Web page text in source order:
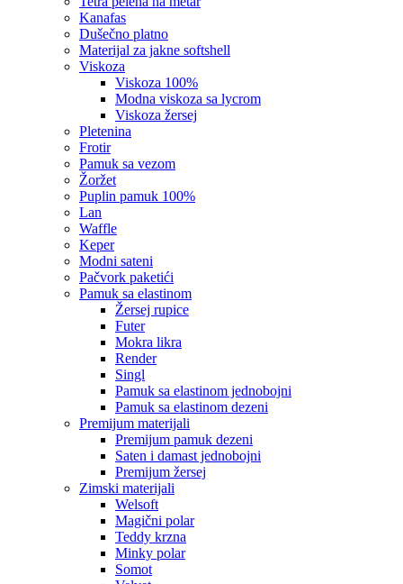
kanafas
dušečno platno
materijal za jakne softshell
viskoza
viskoza 100%
modna viskoza sa lycrom
viskoza žersej
pletenina
frotir
pamuk sa vezom
žoržet
puplin pamuk 100%
lan
waffle
keper
modni sateni
pačvork paketići
pamuk sa elastinom
žersej rupice
futer
mokra likra
render
singl
pamuk sa elastinom jednobojni
pamuk sa elastinom dezeni
premijum materijali
premijum pamuk dezeni
saten i damast jednobojni
premijum žersej
zimski materijali
welsoft
magični polar
teddy krzna
minky polar
somot